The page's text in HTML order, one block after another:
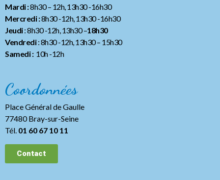
Mardi :8h30 – 12h, 13h30 -16h30
Mercredi :8h30 -12h, 13h30 -16h30
Jeudi: 8h30 -12h, 13h30 –18h30
Vendredi: 8h30 -12h, 13h30– 15h30
Samedi :10h -12h
Coordonnées
Place Général de Gaulle
77480 Bray-sur-Seine
Tél. 01 60 67 10 11
Contact